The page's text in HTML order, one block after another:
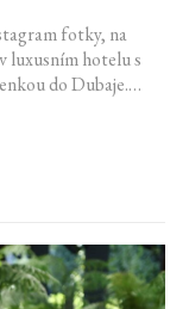
fotky, na
luxusním hotelu s
do Dubaje.
Šumavu.